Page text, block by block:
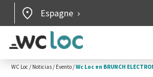
Espagne
WC Loc / Noticias / Evento /Wc Loc en BRUNCH